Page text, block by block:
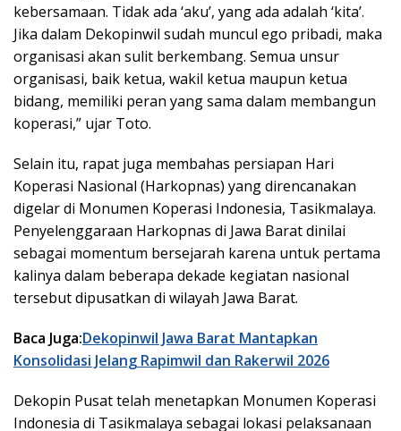
kebersamaan. Tidak ada ‘aku’, yang ada adalah ‘kita’.
Jika dalam Dekopinwil sudah muncul ego pribadi, maka
organisasi akan sulit berkembang. Semua unsur
organisasi, baik ketua, wakil ketua maupun ketua
bidang, memiliki peran yang sama dalam membangun
koperasi,” ujar Toto.
Selain itu, rapat juga membahas persiapan Hari
Koperasi Nasional (Harkopnas) yang direncanakan
digelar di Monumen Koperasi Indonesia, Tasikmalaya.
Penyelenggaraan Harkopnas di Jawa Barat dinilai
sebagai momentum bersejarah karena untuk pertama
kalinya dalam beberapa dekade kegiatan nasional
tersebut dipusatkan di wilayah Jawa Barat.
Baca Juga:Dekopinwil Jawa Barat Mantapkan
Konsolidasi Jelang Rapimwil dan Rakerwil 2026
Dekopin Pusat telah menetapkan Monumen Koperasi
Indonesia di Tasikmalaya sebagai lokasi pelaksanaan